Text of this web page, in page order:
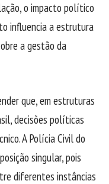
o impacto político
influencia a estrutura
a gestão da
que, em estruturas
decisões políticas
A Polícia Civil do
singular, pois
diferentes instâncias